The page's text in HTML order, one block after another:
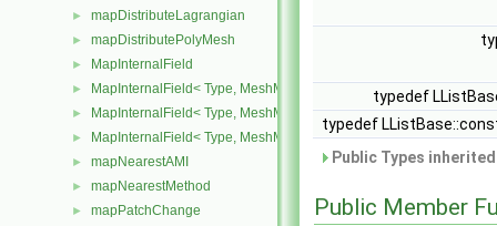
► mapDistributeLagrangian
► mapDistributePolyMesh
► MapInternalField
► MapInternalField< Type, MeshMapper, pointMesh >
► MapInternalField< Type, MeshMapper, surfaceMesh >
► MapInternalField< Type, MeshMapper, volMesh >
► mapNearestAMI
► mapNearestMethod
► mapPatchChange
typedef
typedef
Public Types
Public Member